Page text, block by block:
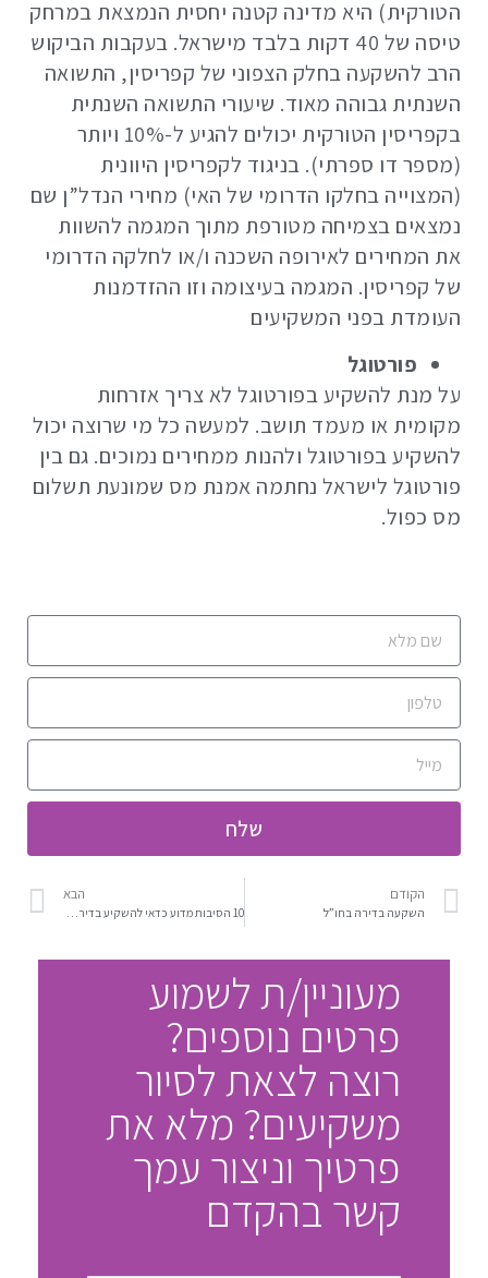
הטורקית) היא מדינה קטנה יחסית הנמצאת במרחק
טיסה של 40 דקות בלבד מישראל. בעקבות הביקוש
הרב להשקעה בחלק הצפוני של קפריסין, התשואה
השנתית גבוהה מאוד. שיעורי התשואה השנתית
בקפריסין הטורקית יכולים להגיע ל-10% ויותר
(מספר דו ספרתי). בניגוד לקפריסין היוונית
(המצוייה בחלקו הדרומי של האי) מחירי הנדל”ן שם
נמצאים בצמיחה מטורפת מתוך המגמה להשוות
את המחירים לאירופה השכנה ו/או לחלקה הדרומי
של קפריסין. המגמה בעיצומה וזו ההזדמנות
העומדת בפני המשקיעים
פורטוגל
על מנת להשקיע בפורטוגל לא צריך אזרחות
מקומית או מעמד תושב. למעשה כל מי שרוצה יכול
להשקיע בפורטוגל ולהנות ממחירים נמוכים. גם בין
פורטוגל לישראל נחתמה אמנת מס שמונעת תשלום
מס כפול.
שלח
הקודם
השקעה בדירה בחו”ל
הבא
10 הסיבות מדוע כדאי להשקיע בדירה חדשה בחו”ל בשלב הפריסייל
מעוניין/ת לשמוע
פרטים נוספים?
רוצה לצאת לסיור
משקיעים? מלא את
פרטיך וניצור עמך
קשר בהקדם